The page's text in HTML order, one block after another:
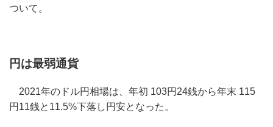
ついて。
円は最弱通貨
2021年のドル円相場は、年初 103円24銭から年末 115
円11銭と11.5%下落し円安となった。